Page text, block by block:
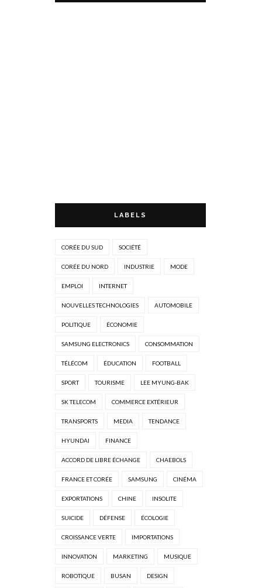
LABELS
CORÉE DU SUD SOCIÉTÉ
CORÉE DU NORD INDUSTRIE MODE
EMPLOI INTERNET
NOUVELLES TECHNOLOGIES AUTOMOBILE
POLITIQUE ÉCONOMIE
SAMSUNG ELECTRONICS CONSOMMATION
TÉLÉCOM ÉDUCATION FOOTBALL
SPORT TOURISME LEE MYUNG-BAK
SK TELECOM COMMERCE EXTÉRIEUR
TRANSPORTS MEDIA TENDANCE
HYUNDAI FINANCE
ACCORD DE LIBRE ÉCHANGE CHAEBOLS
FRANCE ET CORÉE SAMSUNG CINÉMA
EXPORTATIONS CHINE INSOLITE
SUICIDE DÉFENSE ÉCOLOGIE
CROISSANCE VERTE IMPORTATIONS
INNOVATION MARKETING MUSIQUE
ROBOTIQUE BUSAN DESIGN